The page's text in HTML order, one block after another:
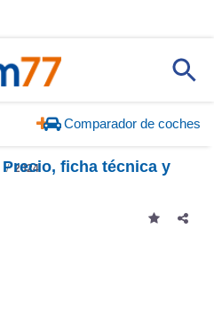
Comparador de coches
2024
Precio, ficha técnica y